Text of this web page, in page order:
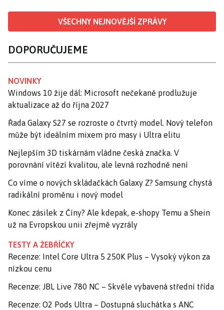
VŠECHNY NEJNOVĚJŠÍ ZPRÁVY
DOPORUČUJEME
NOVINKY
Windows 10 žije dál: Microsoft nečekaně prodlužuje
aktualizace až do října 2027
Řada Galaxy S27 se rozroste o čtvrtý model. Nový telefon
může být ideálním mixem pro masy i Ultra elitu
Nejlepším 3D tiskárnám vládne česká značka. V
porovnání vítězí kvalitou, ale levná rozhodně není
Co víme o nových skládačkách Galaxy Z? Samsung chystá
radikální proměnu i nový model
Konec zásilek z Číny? Ale kdepak, e-shopy Temu a Shein
už na Evropskou unii zřejmě vyzrály
TESTY A ŽEBŘÍČKY
Recenze: Intel Core Ultra 5 250K Plus – Vysoký výkon za
nízkou cenu
Recenze: JBL Live 780 NC – Skvěle vybavená střední třída
Recenze: O2 Pods Ultra – Dostupná sluchátka s ANC